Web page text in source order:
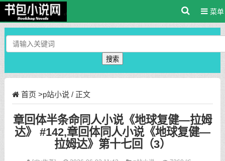
菜单
搜索
首页 >p站小说 / 正文
章回体半条命同人小说《地球复健—拉姆
达》 #142,章回体同人小说《地球复健—
拉姆达》第十七回（3）